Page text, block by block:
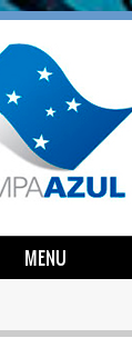
MENU